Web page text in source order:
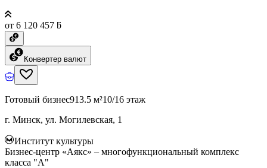
от 6 120 457 ƃ
Конвертер валют
Готовый бизнес913.5 м²10/16 этаж
г. Минск, ул. Могилевская, 1
Институт культуры
Бизнес-центр «Аякс» – многофункциональный комплекс
класса "А"